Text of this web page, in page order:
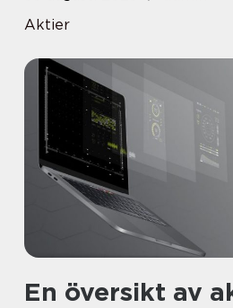
Aktier
En översikt av